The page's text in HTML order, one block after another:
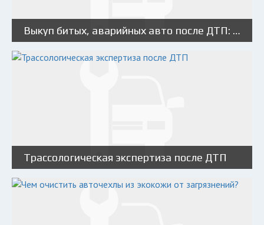
Выкуп битых, аварийных авто после ДТП: условия, алгоритм и особенности
Трассологическая экспертиза после ДТП